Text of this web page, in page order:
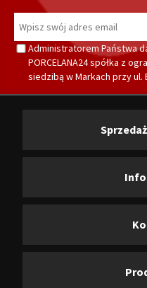
Administratorem Państwa
PORCELANA24 spółka z
siedzibą w Markach przy ul.